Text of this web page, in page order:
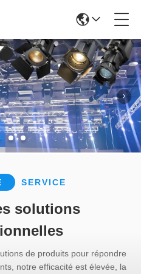
SERVICE
solutions
de produits pour répondre
notre efficacité est élevée, la